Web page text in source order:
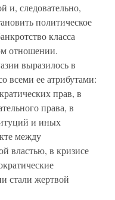
и, следовательно,
политическое
класса
отношении.
выразилось в
всеми ее атрибутами:
прав, в
права, в
и иных
между
властью, в кризисе
стали жертвой